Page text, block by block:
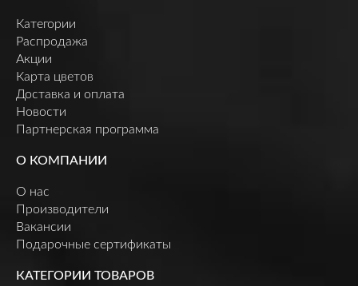
Категории
Распродажа
Акции
Карта цветов
Доставка и оплата
Новости
Партнерская программа
О КОМПАНИИ
О нас
Производители
Вакансии
Подарочные сертификаты
КАТЕГОРИИ ТОВАРОВ